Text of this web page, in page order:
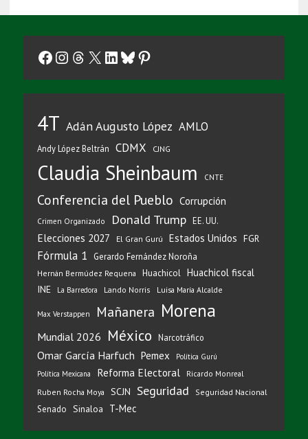
Facebook
Instagram
Threads
X LinkedIn
Bluesky
Pinterest
4T Adán Augusto López AMLO
Andy López Beltrán CDMX CJNG
Claudia Sheinbaum CNTE
Conferencia del Pueblo Corrupción
Crimen Organizado Donald Trump EE. UU.
Elecciones 2027 El Gran Gurú Estados Unidos FGR
Fórmula 1 Gerardo Fernández Noroña
Hernán Bermúdez Requena Huachicol Huachicol fiscal
INE La Barredora Lando Norris Luisa María Alcalde
Max Verstappen Mañanera Morena
Mundial 2026 México Narcotráfico
Omar García Harfuch Pemex
Política Gurú
Política Mexicana
Reforma Electoral
Ricardo Monreal
Ruben Rocha Moya
SCJN Seguridad Seguridad Nacional
Senado Sinaloa T-Mec